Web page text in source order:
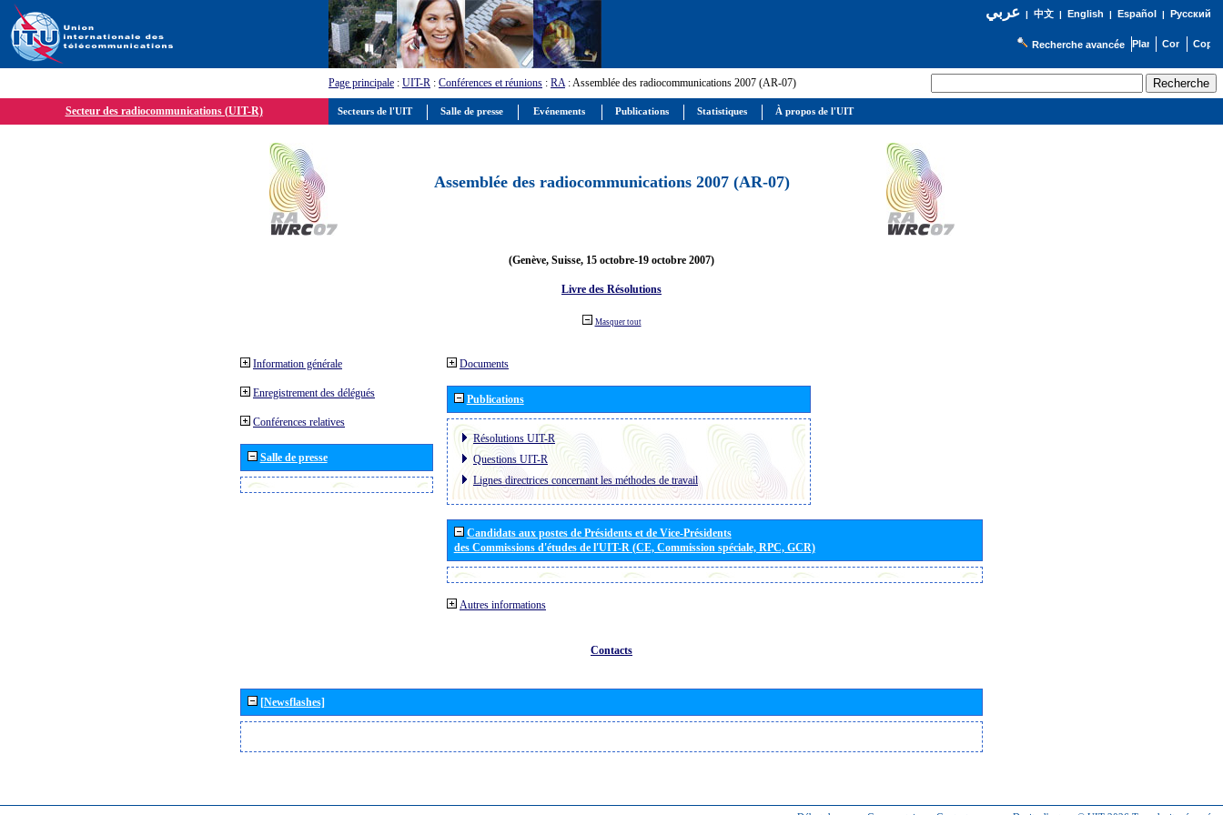
عربي| 中文| English | Español | Русский
Recherche avancée
Page principale : UIT-R : Conférences et réunions : RA: Assemblée des radiocommunications 2007 (AR-07)
Secteur des radiocommunications (UIT-R)
Assemblée des radiocommunications 2007 (AR-07)
(Genève, Suisse, 15 octobre-19 octobre 2007)
Livre des Résolutions
Masquer tout
Information générale
Enregistrement des délégués
Conférences relatives
Salle de presse
Documents
Publications
Résolutions UIT-R
Questions UIT-R
Lignes directrices concernant les méthodes de travail
Candidats aux postes de Présidents et de Vice-Présidents
des Commissions d'études de l'UIT-R (CE, Commission spéciale, RPC, GCR)
Autres informations
Contacts
[Newsflashes]
Secteurs de l'UIT Salle de presse Evénements Publications Statistiques À propos de l'UIT